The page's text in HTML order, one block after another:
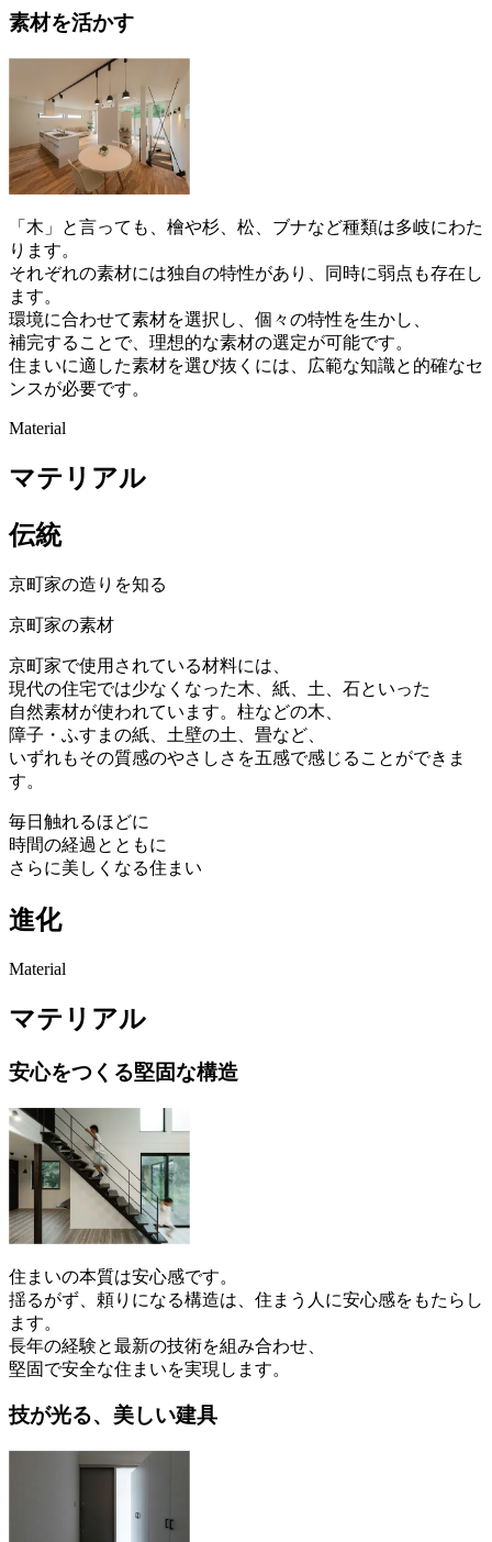
素材を活かす
「木」と言っても、檜や杉、松、ブナなど種類は多岐にわた
ります。
それぞれの素材には独自の特性があり、同時に弱点も存在し
ます。
環境に合わせて素材を選択し、個々の特性を生かし、
補完することで、理想的な素材の選定が可能です。
住まいに適した素材を選び抜くには、広範な知識と的確なセ
ンスが必要です。
Material
マテリアル
伝統
京町家の造りを知る
京町家の素材
京町家で使用されている材料には、
現代の住宅では少なくなった木、紙、土、石といった
自然素材が使われています。柱などの木、
障子・ふすまの紙、土壁の土、畳など、
いずれもその質感のやさしさを五感で感じることができま
す。
毎日触れるほどに
時間の経過とともに
さらに美しくなる住まい
進化
Material
マテリアル
安心をつくる堅固な構造
住まいの本質は安心感です。
揺るがず、頼りになる構造は、住まう人に安心感をもたらし
ます。
長年の経験と最新の技術を組み合わせ、
堅固で安全な住まいを実現します。
技が光る、美しい建具